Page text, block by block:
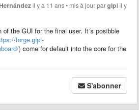
il y a 11 ans• mis à jour parglpiil y
of the GUI for the final user. It´s posibble
forge.glpi-
) come for default into the core for the
S'abonner